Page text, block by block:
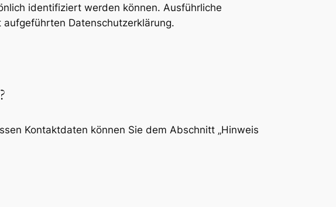
identifiziert werden können. Ausführliche
Datenschutzerklärung.
Kontaktdaten können Sie dem Abschnitt „Hinweis